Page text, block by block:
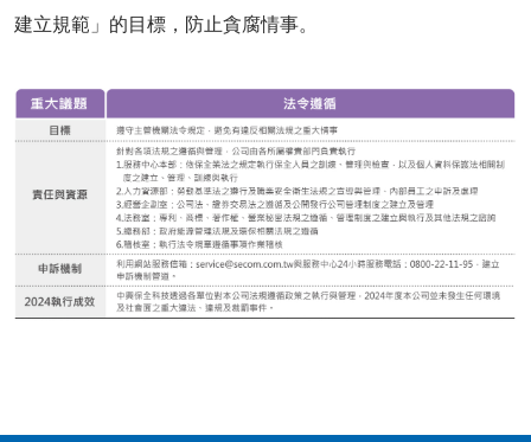
建立規範」的目標，防止貪腐情事。